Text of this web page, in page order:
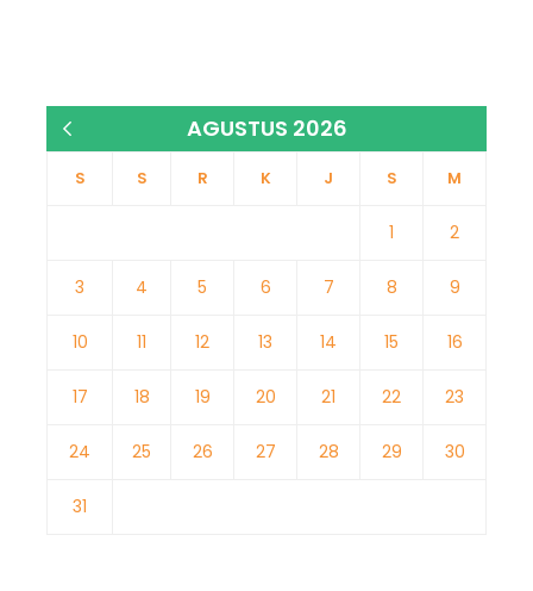
AGUSTUS 2026
S S R K J S M
1 2
3 4 5 6 7 8 9
10 11 12 13 14 15 16
17 18 19 20 21 22 23
24 25 26 27 28 29 30
31